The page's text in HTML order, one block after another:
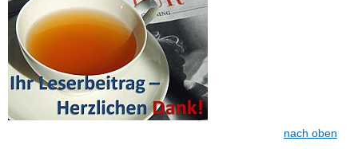
nach oben